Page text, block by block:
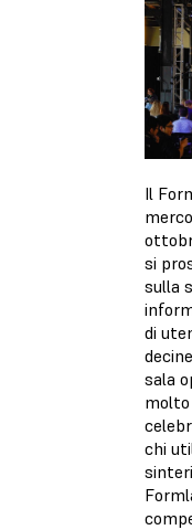
Il
si
sulla
di
sala
chi